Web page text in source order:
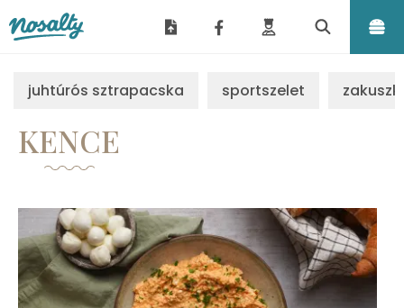
juhtúrós sztrapacska sportszelet
KENCE